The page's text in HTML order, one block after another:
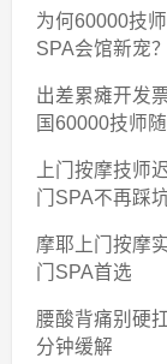
为何60000技
SPA会馆新宠？
出差累瘫开发
国60000技师
上门按摩技师
门SPA不再踩
摩耶上门按摩
门SPA首选
腰酸背痛别硬
分钟缓解